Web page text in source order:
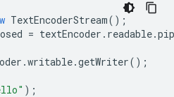
TextEncoderStream();
= textEncoder . readable.
.writable.getWriter();
);